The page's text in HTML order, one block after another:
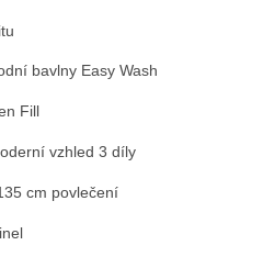
bavlny Easy Wash
Fill
vzhled 3 díly
cm povlečení